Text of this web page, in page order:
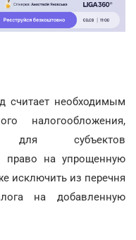
необходимым
налогообложения,
для субъектов
право на упрощенную
исключить из перечня
на добавленную